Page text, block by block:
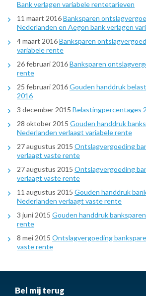
Bank verlagen variabele rentetarieven
11 maart 2016Banksparen
Nederlanden en Aegon bank verlagen
4 maart 2016Banksparen
variabele rente
26 februari 2016Banksparen
rente
25 februari 2016Gouden handdruk
2016
3 december 2015 Belastingpercentages
28 oktober 2015 Gouden handdruk
Nederlanden verlaagt variabele rente
27 augustus 2015 Ontslagvergoeding
verlaagt vaste rente
27 augustus 2015 Ontslagvergoeding
verlaagt vaste rente
11 augustus 2015 Gouden handdruk
Nederlanden verlaagt vaste rente
3 juni 2015 Gouden handdruk
rente
8 mei 2015 Ontslagvergoeding
vaste rente
Bel mij terug